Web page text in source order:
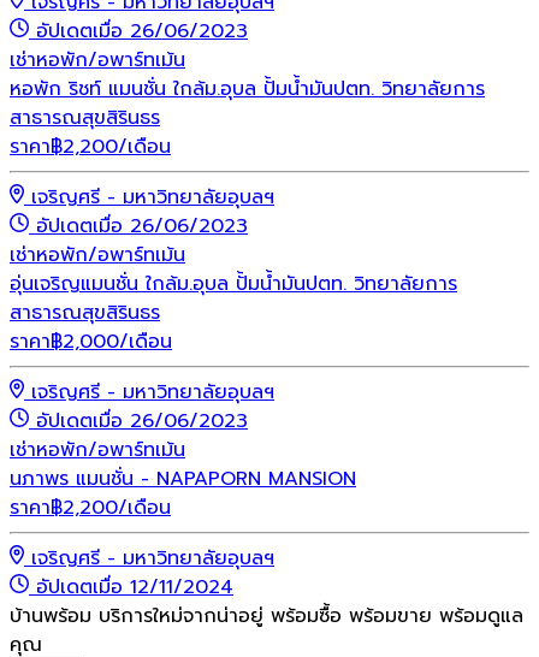
อัปเดตเมื่อ 26/06/2023
เช่าหอพัก/อพาร์ทเม้น
หอพัก ริชท์ แมนชั่น ใกล้ม.อุบล ปั้มน้ำมันปตท. วิทยาลัยการ
สาธารณสุขสิรินธร
ราคา฿2,200/เดือน
เจริญศรี - มหาวิทยาลัยอุบลฯ
อัปเดตเมื่อ 26/06/2023
เช่าหอพัก/อพาร์ทเม้น
อุ่นเจริญแมนชั่น ใกล้ม.อุบล ปั้มน้ำมันปตท. วิทยาลัยการ
สาธารณสุขสิรินธร
ราคา฿2,000/เดือน
เจริญศรี - มหาวิทยาลัยอุบลฯ
อัปเดตเมื่อ 26/06/2023
เช่าหอพัก/อพาร์ทเม้น
นภาพร แมนชั่น - NAPAPORN MANSION
ราคา฿2,200/เดือน
เจริญศรี - มหาวิทยาลัยอุบลฯ
อัปเดตเมื่อ 12/11/2024
บ้านพร้อม บริการใหม่จากน่าอยู่ พร้อมซื้อ พร้อมขาย พร้อมดูแล
คุณ